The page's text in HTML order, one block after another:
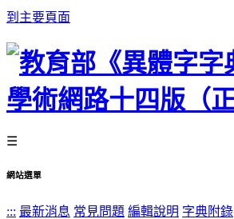
到主要頁面
☰
網站選單
::: 最新消息 常見問題 編輯說明 字典附錄